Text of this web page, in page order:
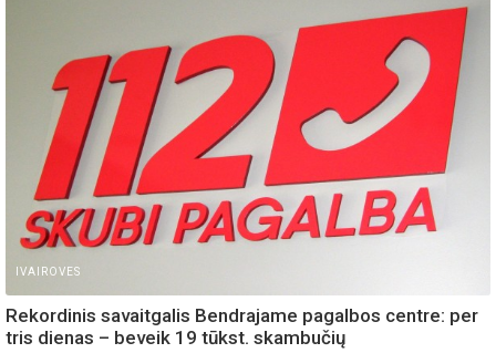
IVAIROVES
Rekordinis savaitgalis Bendrajame pagalbos centre: per
tris dienas – beveik 19 tūkst. skambučių